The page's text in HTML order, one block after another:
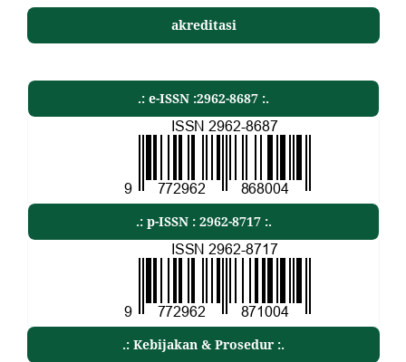
akreditasi
.: e-ISSN :2962-8687 :.
.: p-ISSN : 2962-8717 :.
.: Kebijakan & Prosedur :.